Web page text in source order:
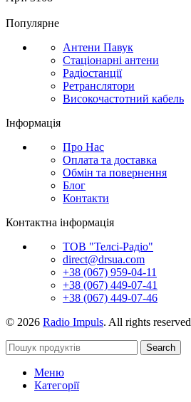
Популярне
Антени Павук
Стаціонарні антени
Радіостанції
Ретранслятори
Високочастотний кабель
Інформація
Про Нас
Оплата та доставка
Обмін та повернення
Блог
Контакти
Контактна інформація
ТОВ "Телсі-Радіо"
direct@drsua.com
+38 (067) 959-04-11
+38 (067) 449-07-41
+38 (067) 449-07-46
© 2026 Radio Impuls. All rights reserved
Search
Меню
Категорії